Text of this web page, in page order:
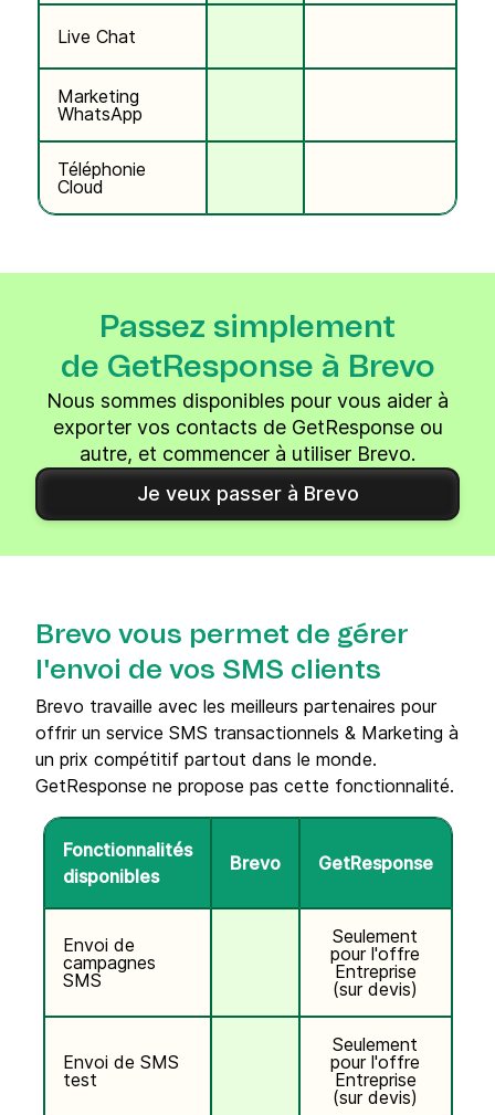
Live Chat
Marketing
WhatsApp
Téléphonie
Cloud
Passez simplement
de GetResponse à Brevo
Nous sommes disponibles pour vous aider à
exporter vos contacts de GetResponse ou
autre, et commencer à utiliser Brevo.
Je veux passer à Brevo
Brevo vous permet de gérer
l'envoi de vos SMS clients
Brevo travaille avec les meilleurs partenaires pour
offrir un service SMS transactionnels & Marketing à
un prix compétitif partout dans le monde.
GetResponse ne propose pas cette fonctionnalité.
Fonctionnalités
disponibles
Brevo GetResponse
Envoi de
campagnes
SMS
Seulement
pour l'offre
Entreprise
(sur devis)
Envoi de SMS
test
Seulement
pour l'offre
Entreprise
(sur devis)